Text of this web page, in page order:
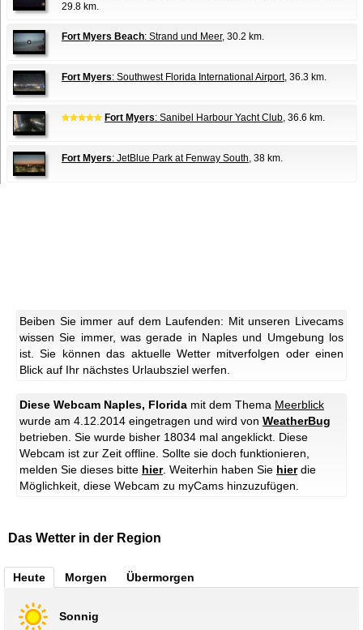
29.8 km.
Fort Myers Beach: Strand und Meer, 30.2 km.
Fort Myers: Southwest Florida International Airport, 36.3 km.
Fort Myers: Sanibel Harbour Yacht Club, 36.6 km.
Fort Myers: JetBlue Park at Fenway South, 38 km.
Beiben Sie immer auf dem Laufenden: Mit unseren Livecams
wissen Sie immer, was gerade in Naples und Umgebung los
ist. Sie können das aktuelle Wetter mitverfolgen oder einen
Blick auf Ihr nächstes Urlaubsziel werfen.
Diese Webcam Naples, Florida mit dem Thema Meerblick
wurde am 4.12.2014 eingetragen und wird von WeatherBug
betrieben. Sie wurde bisher 18034 mal angeklickt. Diese
Webcam ist zur Zeit offline. Sollte sie doch funktionieren,
melden Sie dieses bitte hier. Weiterhin haben Sie hierdie
Möglichkeit, diese Webcam zu myCams hinzuzufügen.
Das Wetter in der Region
Heute Morgen Übermorgen
Sonnig